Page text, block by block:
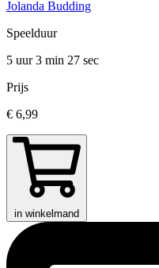
Jolanda Budding
Speelduur
5 uur 3 min 27 sec
Prijs
€ 6,99
in winkelmand